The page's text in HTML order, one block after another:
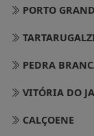
PORTO
PEDRA
VITÓRIA DO
CALÇOENE